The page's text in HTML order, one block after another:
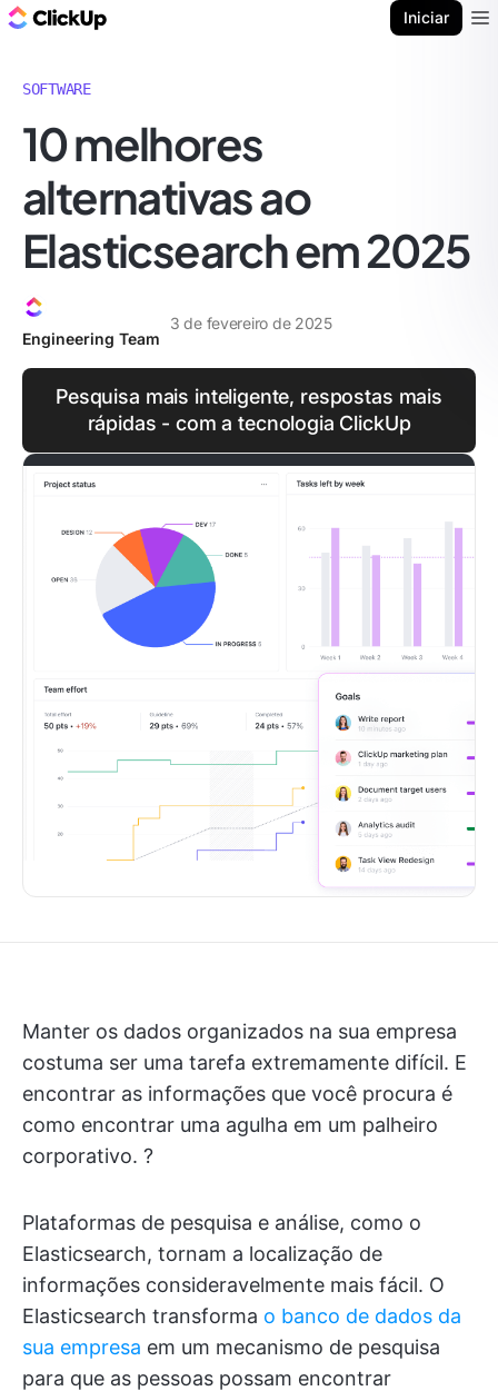
Iniciar
SOFTWARE
10 melhores
alternativas ao
Elasticsearch em 2025
Engineering Team
3 de fevereiro de 2025
Pesquisa mais inteligente, respostas mais
rápidas - com a tecnologia ClickUp
Manter os dados organizados na sua empresa
costuma ser uma tarefa extremamente difícil. E
encontrar as informações que você procura é
como encontrar uma agulha em um palheiro
corporativo. ?
Plataformas de pesquisa e análise, como o
Elasticsearch, tornam a localização de
informações consideravelmente mais fácil. O
Elasticsearch transforma o banco de dados da
sua empresa em um mecanismo de pesquisa
para que as pessoas possam encontrar